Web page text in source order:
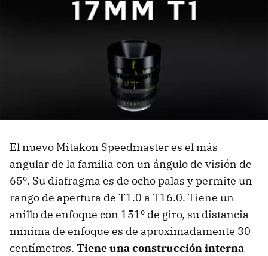
El nuevo Mitakon Speedmaster es el más
angular de la familia con un ángulo de visión de
65º. Su diafragma es de ocho palas y permite un
rango de apertura de T1.0 a T16.0. Tiene un
anillo de enfoque con 151º de giro, su distancia
mínima de enfoque es de aproximadamente 30
centímetros. Tiene una construcción interna